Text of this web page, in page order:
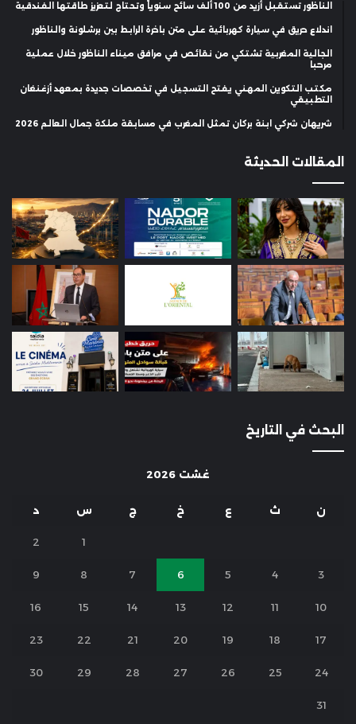
الناظور تستقبل أزيد من 100 ألف سائح سنوياً وتحتاج لتعزيز طاقتها الفندقية
اندلاع حريق في سيارة كهربائية على متن باخرة الرابط بين برشلونة والناظور
الجالية المغربية تشتكي من نقائص في مرافق ميناء الناظور خلال عملية
مرحبا
مكتب التكوين المهني يفتح التسجيل في تخصصات جديدة بمعهد أزغنغان
التطبيقي
شريهان شركي ابنة بركان تمثل المغرب في مسابقة ملكة جمال العالم 2026
المقالات الحديثة
البحث في التاريخ
غشت 2026
ن ث ع خ ج س د
1
2
3
4
5
6
7
8
9
10
11
12
13
14
15
16
17
18
19
20
21
22
23
24
25
26
27
28
29
30
31